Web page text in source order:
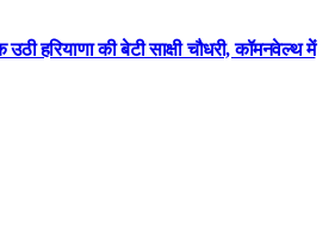
हरियाणा की बेटी साक्षी चौधरी, कॉमनवेल्थ में